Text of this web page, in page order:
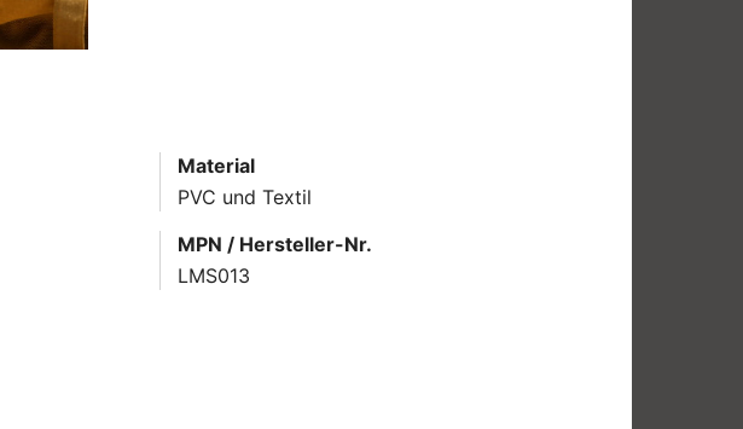
Material
PVC und Textil
MPN / Hersteller-Nr.
LMS013